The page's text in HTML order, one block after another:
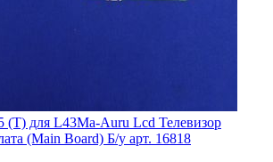
(T) для L43Ma-Auru Lcd Телевизор
(Main Board) Б/у арт. 16818